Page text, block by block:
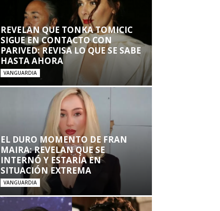
REVELAN QUE TONKA TOMICIC
SIGUE EN CONTACTO CON
PARIVED: REVISA LO QUE SE SABE
HASTA AHORA
VANGUARDIA
EL DURO MOMENTO DE FRAN
MAIRA: REVELAN QUE SE
INTERNÓ Y ESTARÍA EN
SITUACIÓN EXTREMA
VANGUARDIA